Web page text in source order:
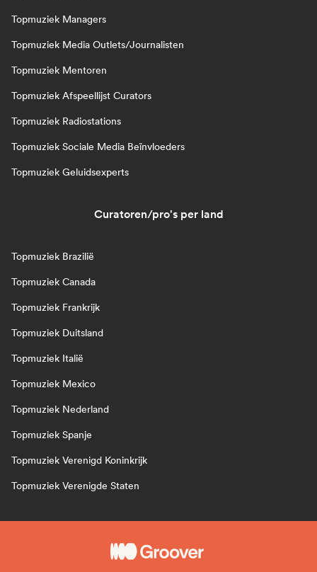
Topmuziek Managers
Topmuziek Media Outlets/Journalisten
Topmuziek Mentoren
Topmuziek Afspeellijst Curators
Topmuziek Radiostations
Topmuziek Sociale Media Beïnvloeders
Topmuziek Geluidsexperts
Curatoren/pro's per land
Topmuziek Brazilië
Topmuziek Canada
Topmuziek Frankrijk
Topmuziek Duitsland
Topmuziek Italië
Topmuziek Mexico
Topmuziek Nederland
Topmuziek Spanje
Topmuziek Verenigd Koninkrijk
Topmuziek Verenigde Staten